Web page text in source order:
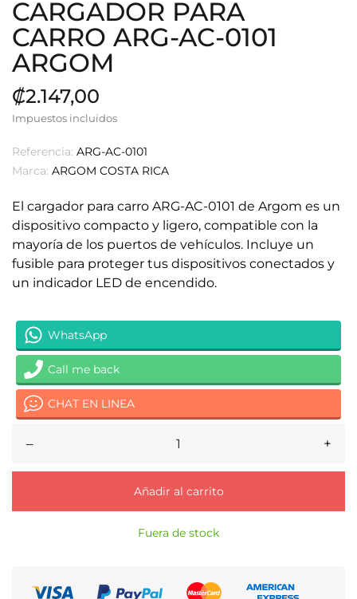
CARGADOR PARA
CARRO ARG-AC-0101
ARGOM
₡2.147,00
Impuestos incluidos
Referencia: ARG-AC-0101
Marca: ARGOM COSTA RICA
El cargador para carro ARG-AC-0101 de Argom es un
dispositivo compacto y ligero, compatible con la
mayoría de los puertos de vehículos. Incluye un
fusible para proteger tus dispositivos conectados y
un indicador LED de encendido.
WhatsApp
Call me back
CHAT EN LINEA
– +
Añadir al carrito
Fuera de stock